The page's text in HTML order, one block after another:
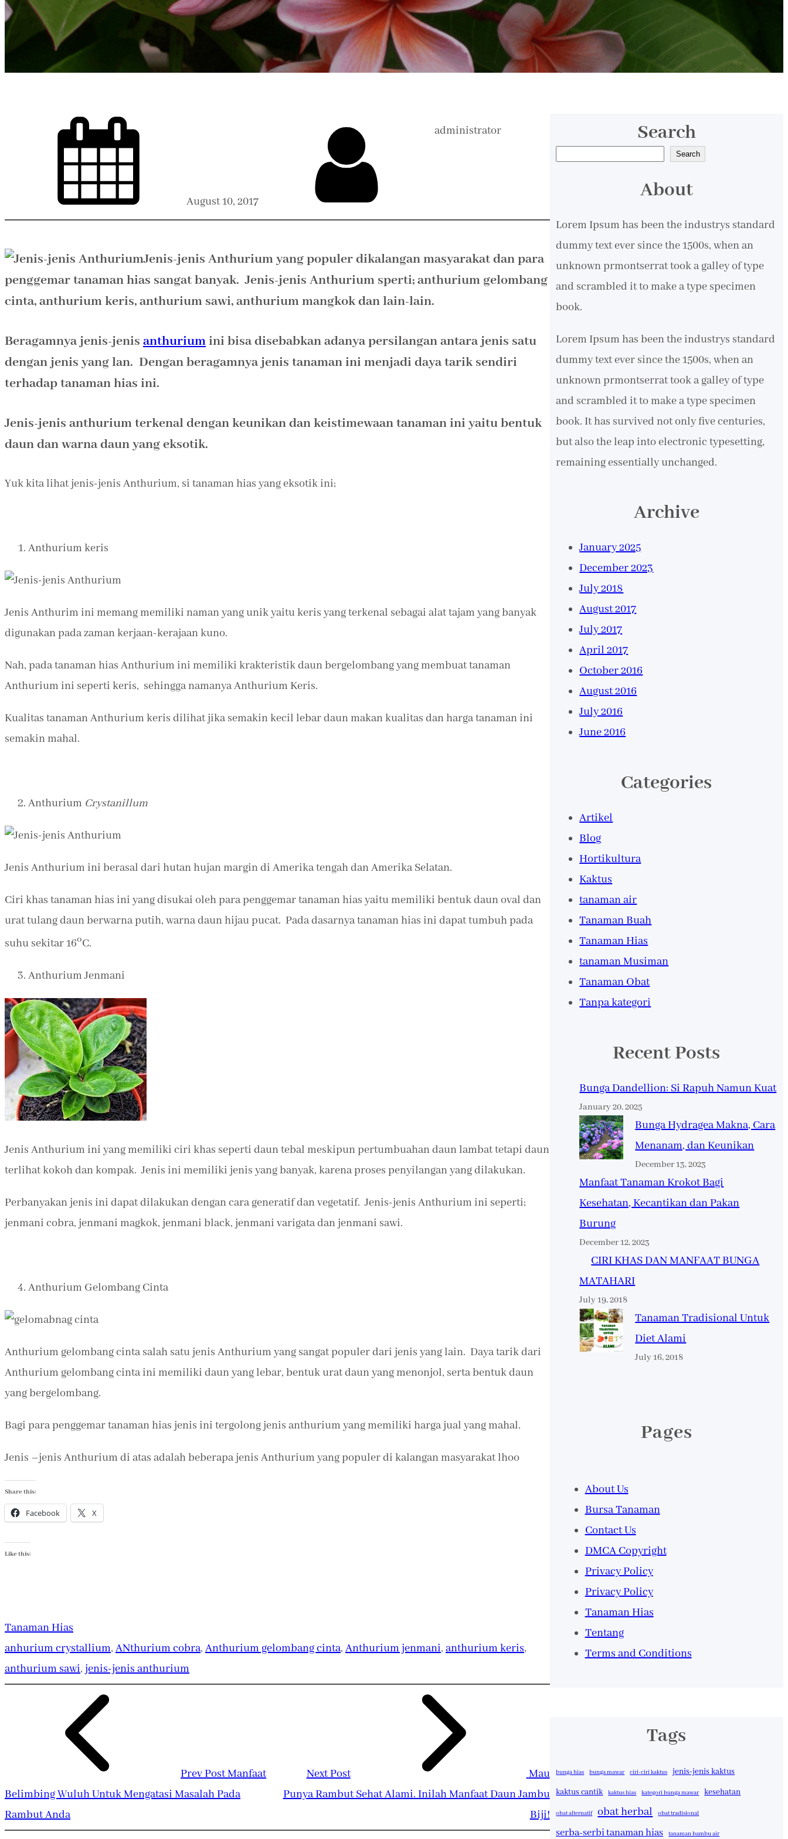
August 10, 2017
administrator
Jenis-jenis Anthuriumyang populer dikalangan masyarakat dan para
penggemar tanaman hias sangat banyak. Jenis-jenis Anthurium sperti; anthurium gelombang
cinta, anthurium keris, anthurium sawi, anthurium mangkok dan lain-lain.
Beragamnya jenis-jenis anthuriumini bisa disebabkan adanya persilangan antara jenis satu
dengan jenis yang lan. Dengan beragamnya jenis tanaman ini menjadi daya tarik sendiri
terhadap tanaman hias ini.
Jenis-jenis anthurium terkenal dengan keunikan dan keistimewaan tanaman ini yaitu bentuk
daun dan warna daun yang eksotik.
Yuk kita lihat jenis-jenis Anthurium, si tanaman hias yang eksotik ini;
Anthurium keris
Jenis Anthurim ini memang memiliki naman yang unik yaitu keris yang terkenal sebagai alat tajam yang banyak
digunakan pada zaman kerjaan-kerajaan kuno.
Nah, pada tanaman hias Anthurium ini memiliki krakteristik daun bergelombang yang membuat tanaman
Anthurium ini seperti keris, sehingga namanya Anthurium Keris.
Kualitas tanaman Anthurium keris dilihat jika semakin kecil lebar daun makan kualitas dan harga tanaman ini
semakin mahal.
Anthurium Crystanillum
Jenis Anthurium ini berasal dari hutan hujan margin di Amerika tengah dan Amerika Selatan.
Ciri khas tanaman hias ini yang disukai oleh para penggemar tanaman hias yaitu memiliki bentuk daun oval dan
urat tulang daun berwarna putih, warna daun hijau pucat. Pada dasarnya tanaman hias ini dapat tumbuh pada
suhu sekitar 16oC.
Anthurium Jenmani
Jenis Anthurium ini yang memiliki ciri khas seperti daun tebal meskipun pertumbuahan daun lambat tetapi daun
terlihat kokoh dan kompak. Jenis ini memiliki jenis yang banyak, karena proses penyilangan yang dilakukan.
Perbanyakan jenis ini dapat dilakukan dengan cara generatif dan vegetatif. Jenis-jenis Anthurium ini seperti;
jenmani cobra, jenmani magkok, jenmani black, jenmani varigata dan jenmani sawi.
Anthurium Gelombang Cinta
Anthurium gelombang cinta salah satu jenis Anthurium yang sangat populer dari jenis yang lain. Daya tarik dari
Anthurium gelombang cinta ini memiliki daun yang lebar, bentuk urat daun yang menonjol, serta bentuk daun
yang bergelombang.
Bagi para penggemar tanaman hias jenis ini tergolong jenis anthurium yang memiliki harga jual yang mahal.
Jenis –jenis Anthurium di atas adalah beberapa jenis Anthurium yang populer di kalangan masyarakat lhoo
Share this:
Facebook X
Like this:
Tanaman Hias
anhurium crystallium, ANthurium cobra, Anthurium gelombang cinta, Anthurium jenmani, anthurium keris
anthurium sawi, jenis-jenis anthurium
Prev PostManfaat
Belimbing Wuluh Untuk Mengatasi Masalah Pada
Rambut Anda
Next Post
Mau
Punya Rambut Sehat Alami. Inilah Manfaat Daun Jambu
Biji!
Search
c
Search
About
Lorem Ipsum has been the industrys standard
dummy text ever since the 1500s, when an
unknown prmontserrat took a galley of type
and scrambled it to make a type specimen
book.
Lorem Ipsum has been the industrys standard
dummy text ever since the 1500s, when an
unknown prmontserrat took a galley of type
and scrambled it to make a type specimen
book. It has survived not only five centuries,
but also the leap into electronic typesetting,
remaining essentially unchanged.
Archive
January 2025
December 2023
July 2018
August 2017
July 2017
April 2017
October 2016
August 2016
July 2016
June 2016
Categories
Artikel
Blog
Hortikultura
Kaktus
tanaman air
Tanaman Buah
Tanaman Hias
tanaman Musiman
Tanaman Obat
Tanpa kategori
Recent Posts
Bunga Dandellion: Si Rapuh Namun Kuat
January 20, 2025
Bunga Hydragea Makna, Cara
Menanam, dan Keunikan
December 13, 2023
Manfaat Tanaman Krokot Bagi
Kesehatan, Kecantikan dan Pakan
Burung
December 12, 2023
CIRI KHAS DAN MANFAAT BUNGA
MATAHARI
July 19, 2018
Tanaman Tradisional Untuk
Diet Alami
July 16, 2018
Pages
About Us
Bursa Tanaman
Contact Us
DMCA Copyright
Privacy Policy
Privacy Policy
Tanaman Hias
Tentang
Terms and Conditions
Tags
bunga hias bunga mawar ciri-ciri kaktus jenis-jenis kaktus
kaktus cantik kaktus hias kategori bunga mawar kesehatan
obat alternatif obat herbal obat tradisional
serba-serbi tanaman hias tanaman bambu air